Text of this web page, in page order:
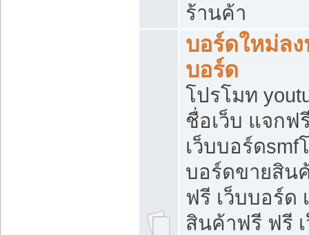
ร้านค้า
บอร์ดใหม่ลง
บอร์ด
โปรโมท
ชื่อเว็บ แจกฟ
เว็บบอร์ดsmf
บอร์ดขายสิน
ฟรี เว็บบอร์ด
สินค้าฟรี ฟรี